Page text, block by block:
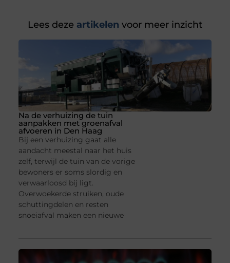
Lees deze artikelen voor meer inzicht
Na de verhuizing de tuin
aanpakken met groenafval
afvoeren in Den Haag
Bij een verhuizing gaat alle
aandacht meestal naar het huis
zelf, terwijl de tuin van de vorige
bewoners er soms slordig en
verwaarloosd bij ligt.
Overwoekerde struiken, oude
schuttingdelen en resten
snoeiafval maken een nieuwe